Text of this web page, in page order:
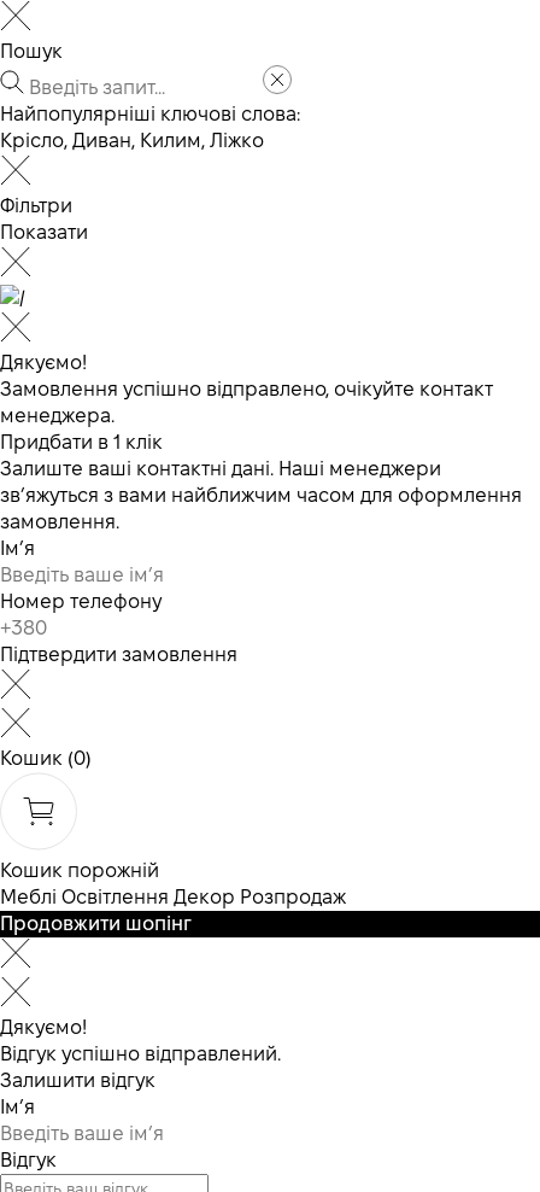
Пошук
Найпопулярніші ключові слова:
Крісло, Диван, Килим, Ліжко
Фільтри
Показати
Дякуємо!
Замовлення успішно відправлено, очікуйте контакт
менеджера.
Придбати в 1 клік
Залиште ваші контактні дані. Наші менеджери
зв’яжуться з вами найближчим часом для оформлення
замовлення.
Ім’я
Номер телефону
Підтвердити замовлення
Кошик (0)
Кошик порожній
Меблі Освітлення Декор Розпродаж
Продовжити шопінг
Дякуємо!
Відгук успішно відправлений.
Залишити відгук
Ім’я
Відгук